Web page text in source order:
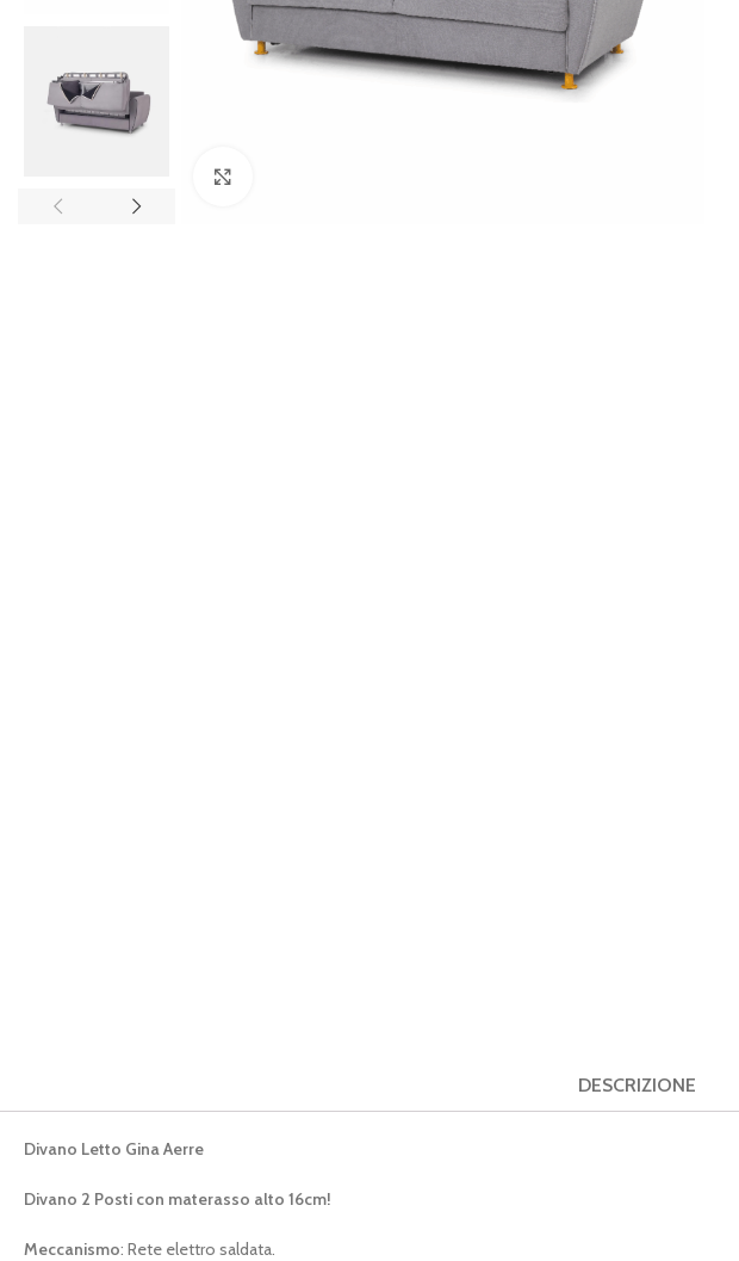
DESCRIZIONE
Divano Letto Gina Aerre
Divano 2 Posti con materasso alto 16cm!
Meccanismo: Rete elettro saldata.